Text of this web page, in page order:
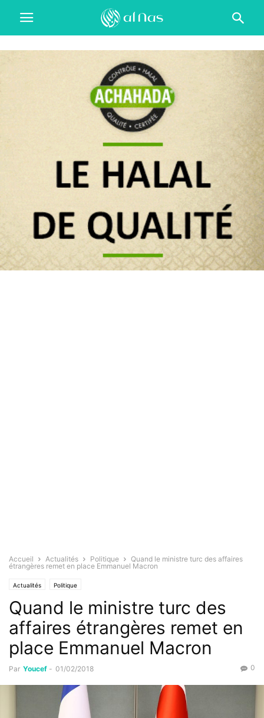
Accueil Actualités Politique
Quand le ministre turc des affaires
étrangères remet en place Emmanuel Macron
Actualités Politique
Quand le ministre turc des
affaires étrangères remet en
place Emmanuel Macron
Par Youcef - 01/02/2018 0